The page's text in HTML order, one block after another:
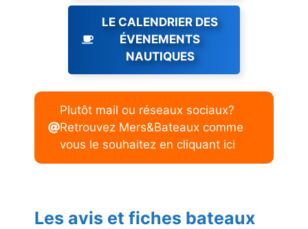
LE CALENDRIER DES
ÉVENEMENTS
NAUTIQUES
Plutôt mail ou réseaux sociaux?
Retrouvez Mers&Bateaux comme
vous le souhaitez en cliquant ici
Les avis et fiches bateaux